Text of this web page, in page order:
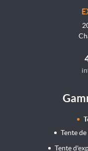
Tente
Tente